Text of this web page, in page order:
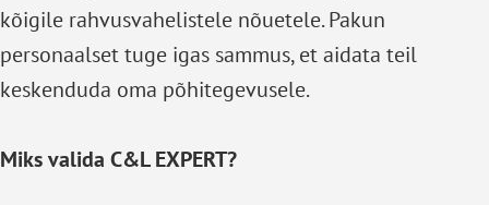
kõigile rahvusvahelistele nõuetele. Pakun
personaalset tuge igas sammus, et aidata teil
keskenduda oma põhitegevusele.
Miks valida C&L EXPERT?